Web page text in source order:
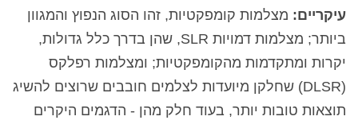
עיקריים: מצלמות קומפקטיות, זהו הסוג הנפוץ והמגוון
ביותר; מצלמות דמויות SLR, שהן בדרך כלל גדולות,
יקרות ומתקדמות מהקומפקטיות; ומצלמות רפלקס
(DLSR) שחלקן מיועדות לצלמים חובבים שרוצים להשיג
תוצאות טובות יותר, בעוד חלק מהן - הדגמים היקרים